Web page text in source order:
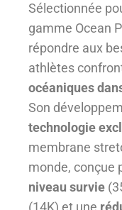
Sélectionnée
gamme Ocean
répondre aux
athlètes
océaniques
Son
technologie
membrane
monde, conçue
niveau survie